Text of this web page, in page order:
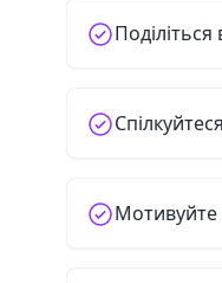
Мотивуйте